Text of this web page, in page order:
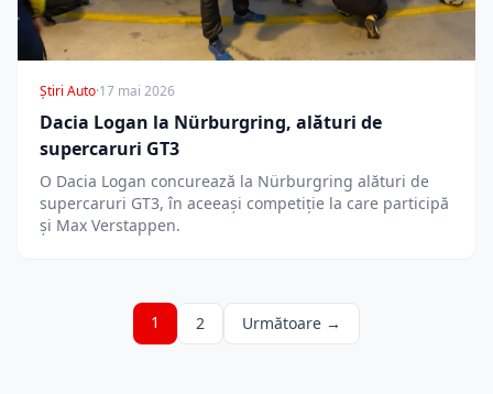
Știri Auto·17 mai 2026
Dacia Logan la Nürburgring, alături de
supercaruri GT3
O Dacia Logan concurează la Nürburgring alături de
supercaruri GT3, în aceeași competiție la care participă
și Max Verstappen.
1 2 Următoare →